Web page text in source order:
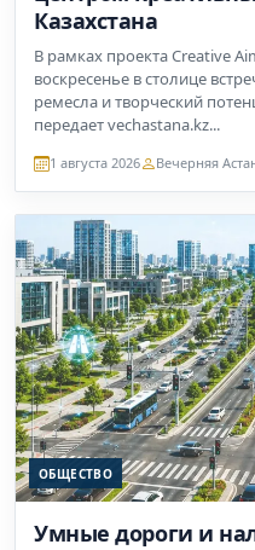
Казахстана
В рамках проекта Creative
воскресенье в столице
ремесла и творческий
передает vechastana.kz...
1 августа 2026 Вечерняя
ОБЩЕСТВО
Умные дороги и